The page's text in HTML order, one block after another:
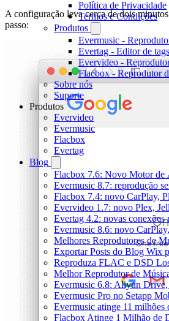
Política de Privacidade
Termos e Condições
Produtos
Evermusic -
Evertag - Editor de
Evervideo -
Flacbox - Reprodutor
Sobre nós
Suporte
Produtos
Evervideo
Evermusic
Flacbox
Evertag
Blog
Flacbox 7.6: Novo Motor de
Evermusic 8.7: reprodução
Flacbox 7.4: novo CarPlay,
Evervideo 1.7: novo Plex,
Evertag 4.2: novas conexões
Evermusic 8.6: novo
Melhores Reprodutores de
Exportar Posts do Blog Wix
Reproduza FLAC e DSD
Melhor Reprodutor de
Evermusic 6.8: Aliyun
Evermusic Pro no Setapp
Evermusic atinge 11
Flacbox Atinge 1 Milhão de
A configuração leva cerca de dois
passo: